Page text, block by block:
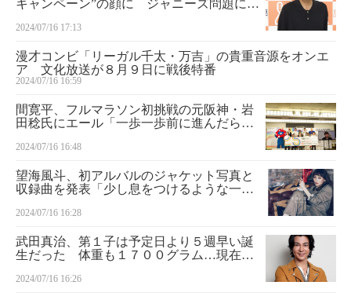
キャンペーン”の顔に ジャニーズ問題に
2024/07/16 17:13
漫才コンビ「リーガル千太・万吉」の貴重音源をオンエ
ア 文化放送が８月９日に戦後特番
2024/07/16 16:59
間寛平、フルマラソン初挑戦の元阪神・岩
田稔氏にエール「一歩一歩前に進んだらゴ
2024/07/16 16:48
望海風斗、初アルバルのジャケット写真と
収録曲を発表「少し息をつけるような一枚
2024/07/16 16:28
武田真治、第１子は予定日より５週早い誕
生だった 体重も１７００グラム…現在は
2024/07/16 16:26